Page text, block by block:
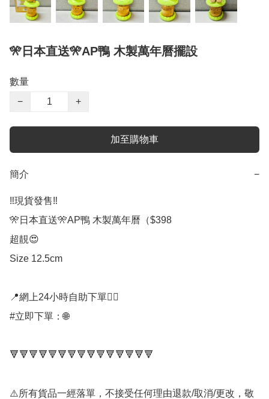
🎌日本直送🎌AP鴨 木製萬年曆擺設
數量
−
+
加至購物車
簡介 −
‼️現貨發售‼️
🎌日本直送🎌AP鴨 木製萬年曆（$398
超靚😍
Size 12.5cm
📍網上24小時自助下單👍🏻
#立即下單：🌐
🔻🔻🔻🔻🔻🔻🔻🔻🔻🔻🔻🔻🔻🔻🔻
⚠️所有貨品一經落單，不接受任何理由退款/取消/更改，敬